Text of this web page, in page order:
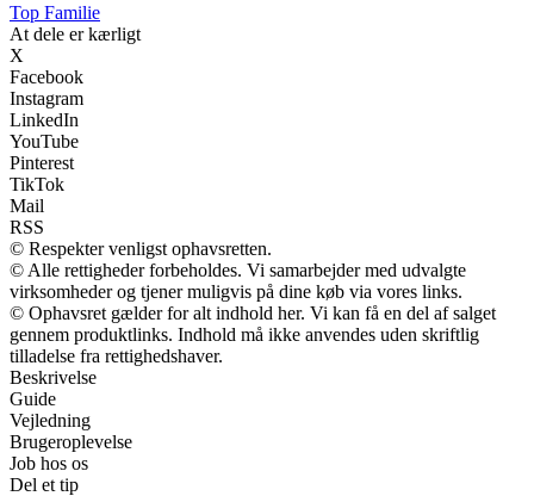
Top Familie
At dele er kærligt
X
Facebook
Instagram
LinkedIn
YouTube
Pinterest
TikTok
Mail
RSS
© Respekter venligst ophavsretten.
© Alle rettigheder forbeholdes. Vi samarbejder med udvalgte
virksomheder og tjener muligvis på dine køb via vores links.
© Ophavsret gælder for alt indhold her. Vi kan få en del af salget
gennem produktlinks. Indhold må ikke anvendes uden skriftlig
tilladelse fra rettighedshaver.
Beskrivelse
Guide
Vejledning
Brugeroplevelse
Job hos os
Del et tip